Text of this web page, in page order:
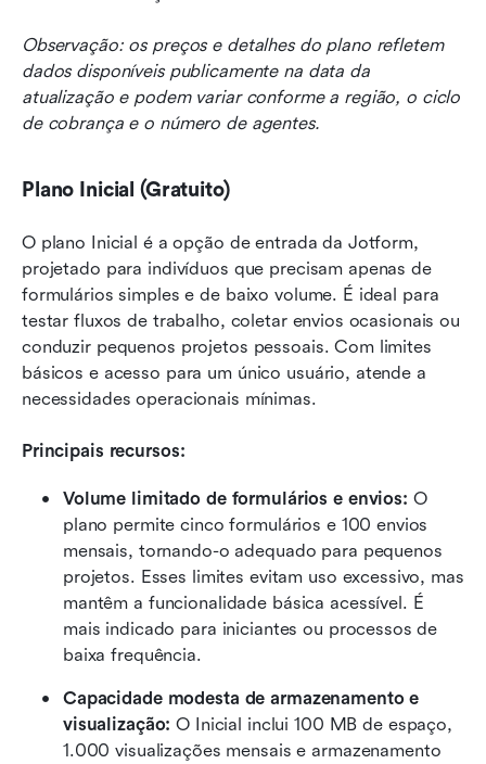
Observação: os preços e detalhes do plano refletem
dados disponíveis publicamente na data da
atualização e podem variar conforme a região, o ciclo
de cobrança e o número de agentes.
Plano Inicial (Gratuito)
O plano Inicial é a opção de entrada da Jotform,
projetado para indivíduos que precisam apenas de
formulários simples e de baixo volume. É ideal para
testar fluxos de trabalho, coletar envios ocasionais ou
conduzir pequenos projetos pessoais. Com limites
básicos e acesso para um único usuário, atende a
necessidades operacionais mínimas.
Principais recursos:
Volume limitado de formulários e envios: O
plano permite cinco formulários e 100 envios
mensais, tornando-o adequado para pequenos
projetos. Esses limites evitam uso excessivo, mas
mantêm a funcionalidade básica acessível. É
mais indicado para iniciantes ou processos de
baixa frequência.
Capacidade modesta de armazenamento e
visualização: O Inicial inclui 100 MB de espaço,
1.000 visualizações mensais e armazenamento